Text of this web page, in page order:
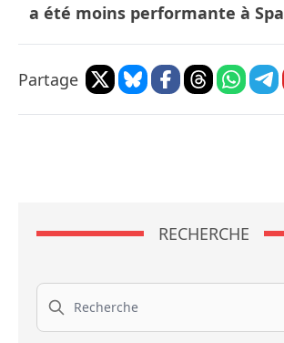
a été moins performante à Spa
Partage
RECHERCHE
Recherche